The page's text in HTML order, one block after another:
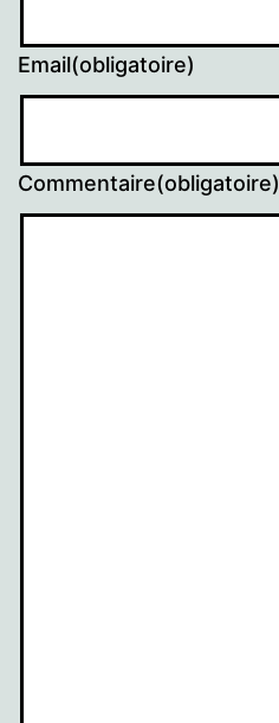
Email(obligatoire)
Commentaire(obligatoire)